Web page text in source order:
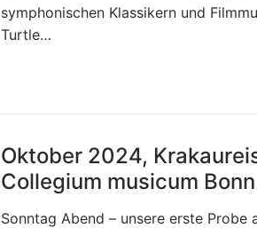
symphonischen Klassikern und
Turtle…
Oktober 2024,
Collegium musicum Bonn
Sonntag Abend – unsere erste